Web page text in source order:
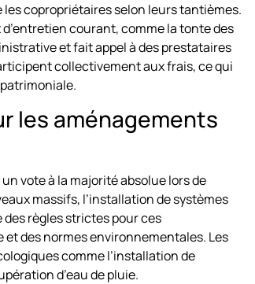
les copropriétaires selon leurs tantièmes.
courant, comme la tonte des
et fait appel à des prestataires
collectivement aux frais, ce qui
les aménagements
vote à la majorité absolue lors de
massifs, l’installation de systèmes
des règles strictes pour ces
des normes environnementales. Les
comme l’installation de
d’eau de pluie.